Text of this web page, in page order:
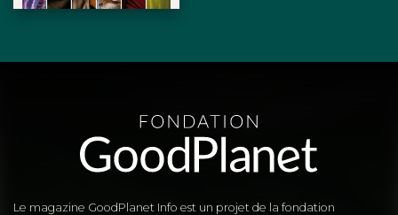
Le magazine GoodPlanet Info est un projet de la fondation